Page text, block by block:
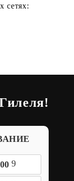
сетях:
9